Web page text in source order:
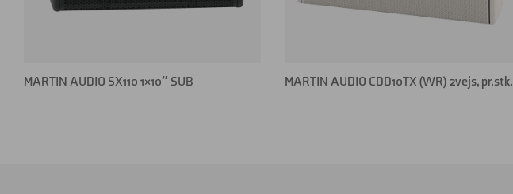
MARTIN AUDIO SX110 1×10″ SUB MARTIN AUDIO CDD10TX (WR) 2vejs, pr.stk.